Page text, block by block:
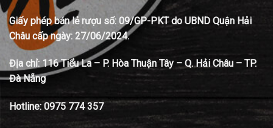
Giấy phép bán lẻ rượu số: 09/GP-PKT do UBND Quận Hải
Châu cấp ngày: 27/06/2024.
Địa chỉ: 116 Tiểu La – P. Hòa Thuận Tây – Q. Hải Châu – TP.
Đà Nẵng
Hotline: 0975 774 357